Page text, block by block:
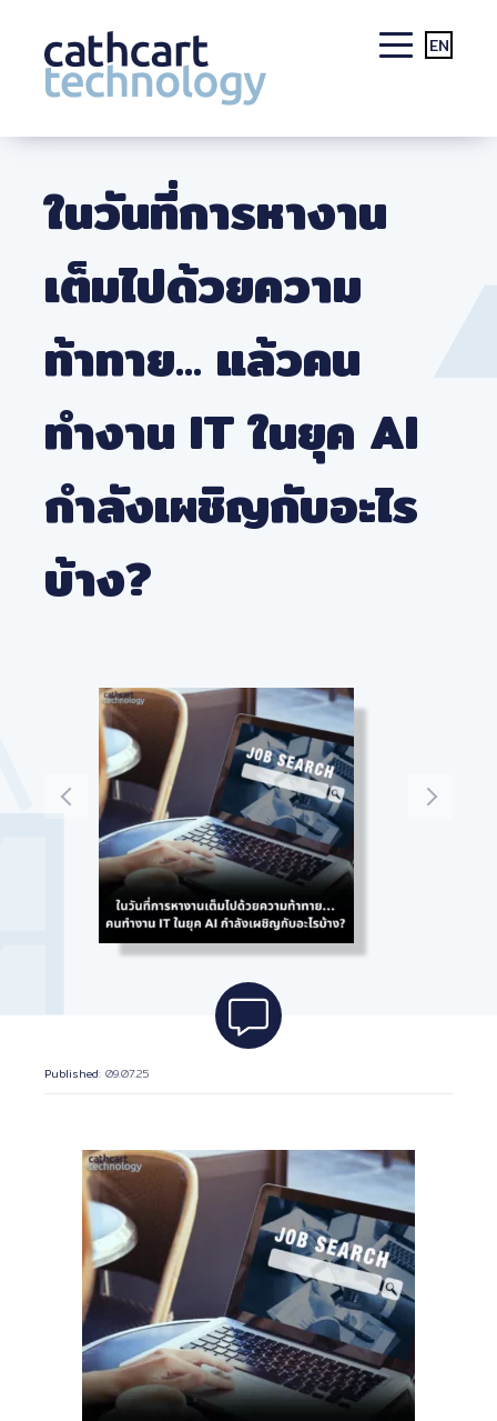
content
EN
ในวันที่การหางาน
เต็มไปด้วยความ
ท้าทาย… แล้วคน
ทำงาน IT ในยุค AI
กำลังเผชิญกับอะไร
บ้าง?
Published: 09.07.25